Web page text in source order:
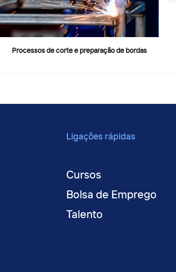
Processos de corte e preparação de bordas
Ligações rápidas
Cursos
Bolsa de Emprego
Talento